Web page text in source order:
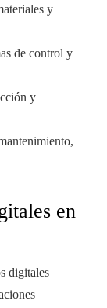
y
de control y
y
en
digitales